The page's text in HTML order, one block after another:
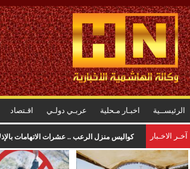
الرئيســية اخبـار مـحلية عربـي دولـي اقـتصاد
آخـر الاخـبار كواليس منزل الرعب .. عشرات الاتهامات